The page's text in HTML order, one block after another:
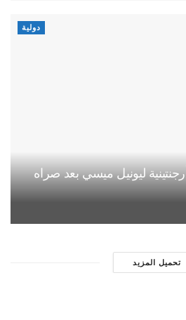
دولية
ليونيل ميسي بعد صراه
تحميل المزيد